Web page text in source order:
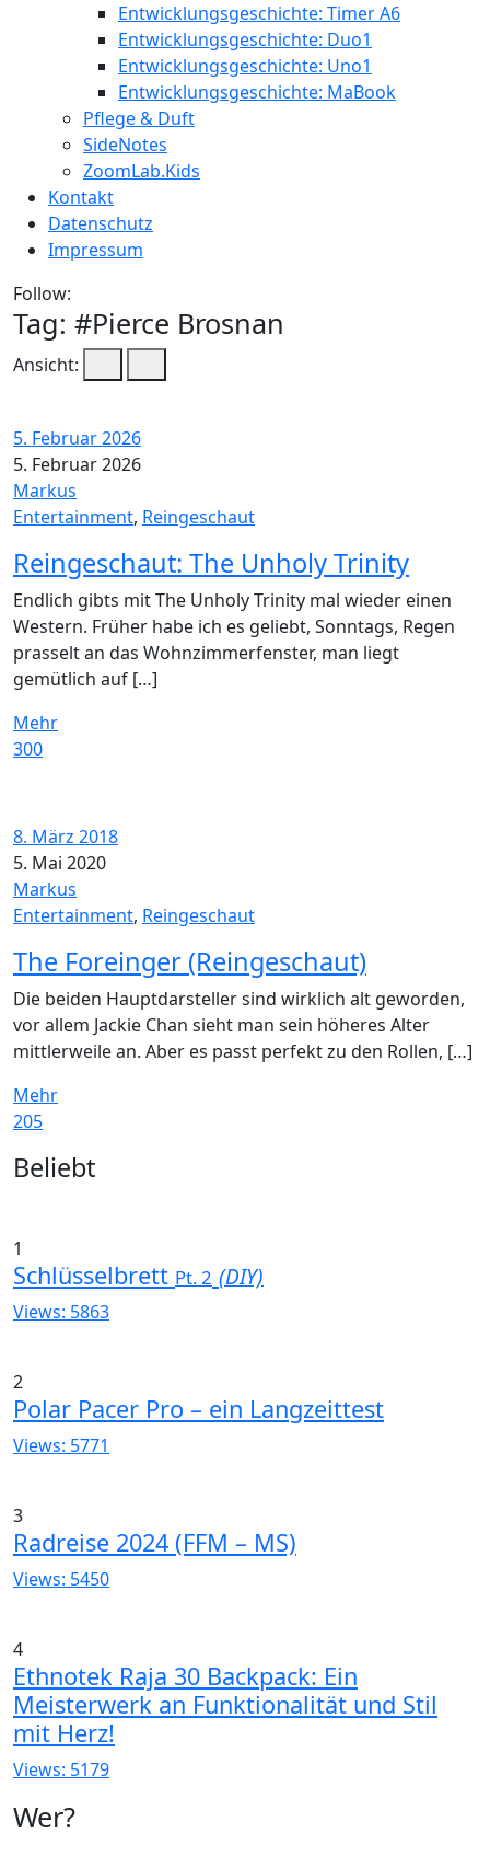
Entwicklungsgeschichte: Timer A6
Entwicklungsgeschichte: Duo1
Entwicklungsgeschichte: Uno1
Entwicklungsgeschichte: MaBook
Pflege & Duft
SideNotes
ZoomLab.Kids
Kontakt
Datenschutz
Impressum
Follow:
Tag: #Pierce Brosnan
Ansicht:
5. Februar 2026
5. Februar 2026
Markus
Entertainment, Reingeschaut
Reingeschaut: The Unholy Trinity
Endlich gibts mit The Unholy Trinity mal wieder einen
Western. Früher habe ich es geliebt, Sonntags, Regen
prasselt an das Wohnzimmerfenster, man liegt
gemütlich auf […]
Mehr
300
8. März 2018
5. Mai 2020
Markus
Entertainment, Reingeschaut
The Foreinger (Reingeschaut)
Die beiden Hauptdarsteller sind wirklich alt geworden,
vor allem Jackie Chan sieht man sein höheres Alter
mittlerweile an. Aber es passt perfekt zu den Rollen, […]
Mehr
205
Widgets
Beliebt
1
Schlüsselbrett Pt. 2 (DIY)
Views: 5863
2
Polar Pacer Pro – ein Langzeittest
Views: 5771
3
Radreise 2024 (FFM – MS)
Views: 5450
4
Ethnotek Raja 30 Backpack: Ein
Meisterwerk an Funktionalität und Stil
mit Herz!
Views: 5179
Wer?